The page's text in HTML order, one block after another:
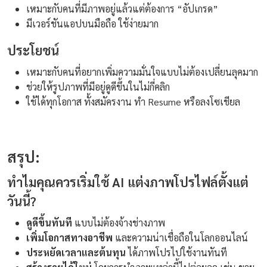
เหมาะกับคนที่มีภาพอยู่แล้วแต่ต้องการ “อัปเกรด”
มีเวอร์ชันแอปบนมือถือ ใช้ง่ายมาก
ประโยชน์
เหมาะกับคนที่อยากเพิ่มความมั่นใจแบบไม่ต้องเปลี่ยนลุคมาก
ช่วยให้รูปภาพที่มีอยู่ดูดีขึ้นในไม่กี่คลิก
ใช้ได้ทุกโอกาส ทั้งสมัครงาน ทำ Resume หรือลงโซเชียล
สรุป:
ทำไมคุณควรเริ่มใช้ AI แต่งภาพโปรไฟล์ตั้งแต่
วันนี้?
ดูดีขึ้นทันที แบบไม่ต้องจ้างช่างภาพ
เพิ่มโอกาสทางอาชีพ และความน่าเชื่อถือในโลกออนไลน์
ประหยัดเวลาและต้นทุนได้ภาพโปรไปใช้งานทันที